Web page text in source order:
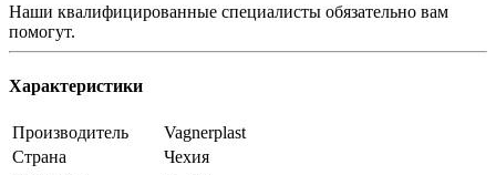
Наши квалифицированные специалисты обязательно вам
помогут.
Характеристики
Производитель
Vagnerplast
Страна
Чехия